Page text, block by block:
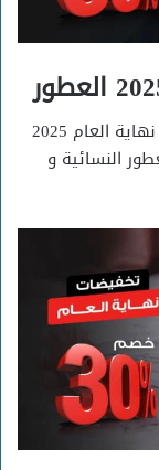
ثم أيضا تعرف على عروض الدهام للساعات نهاية العام 2025
30% على العطور النسائية و